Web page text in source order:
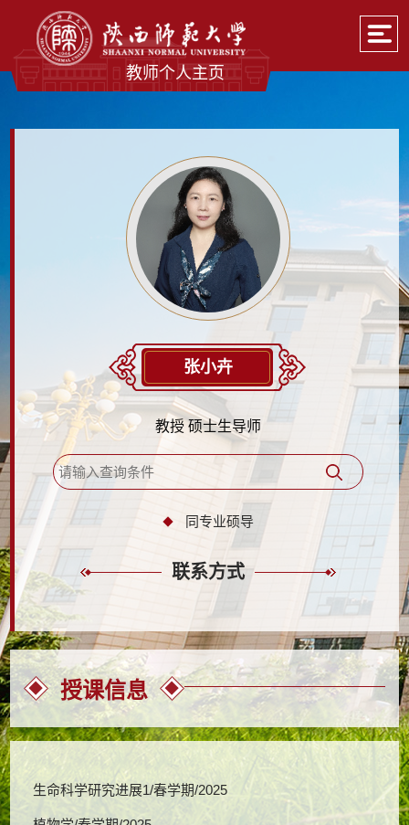
教师个人主页
张小卉
教授 硕士生导师
同专业硕导
联系方式
授课信息
生命科学研究进展1/春学期/2025